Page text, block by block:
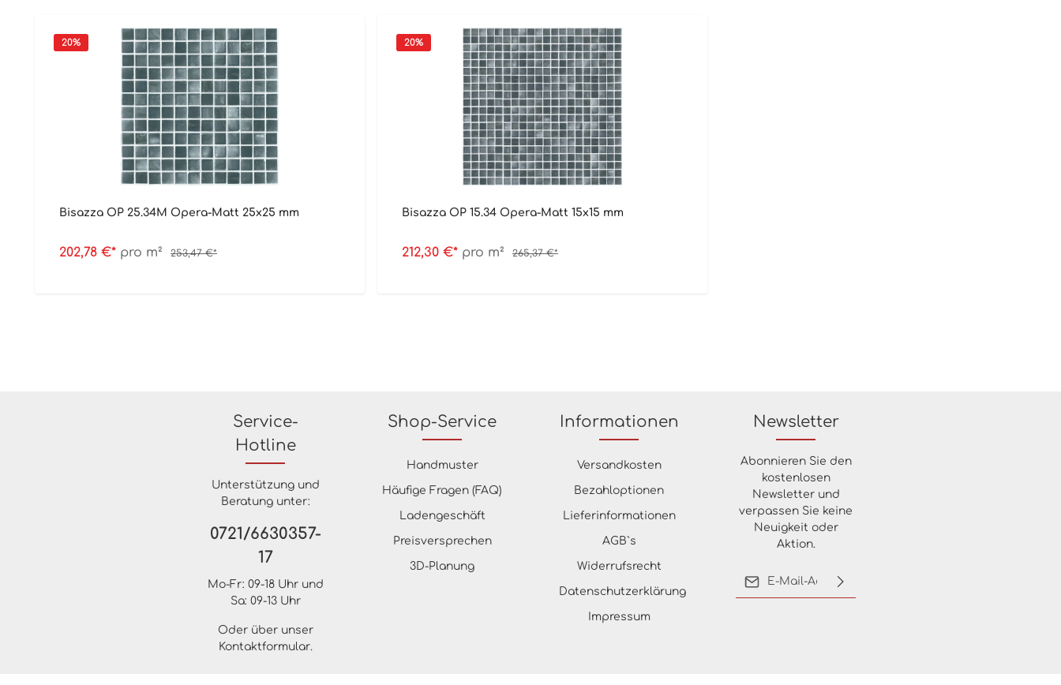
20%
Bisazza OP 25.34M Opera-Matt 25x25 mm
202,78 €* pro m² 253,47 €*
20%
Bisazza OP 15.34 Opera-Matt 15x15 mm
212,30 €* pro m² 265,37 €*
Newsletter
Abonnieren Sie den
kostenlosen
Newsletter und
verpassen Sie keine
Neuigkeit oder
Aktion.
Service-
Hotline
Unterstützung und
Beratung unter:
0721/6630357-
17
Mo-Fr: 09-18 Uhr und
Sa: 09-13 Uhr
Oder über unser
Kontaktformular.
Shop-Service
Handmuster
Häufige Fragen (FAQ)
Ladengeschäft
Preisversprechen
3D-Planung
Informationen
Versandkosten
Bezahloptionen
Lieferinformationen
AGB`s
Widerrufsrecht
Datenschutzerklärung
Impressum